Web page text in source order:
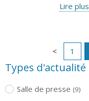
Lire plus
1
Types d'actualité
Salle de presse (9)